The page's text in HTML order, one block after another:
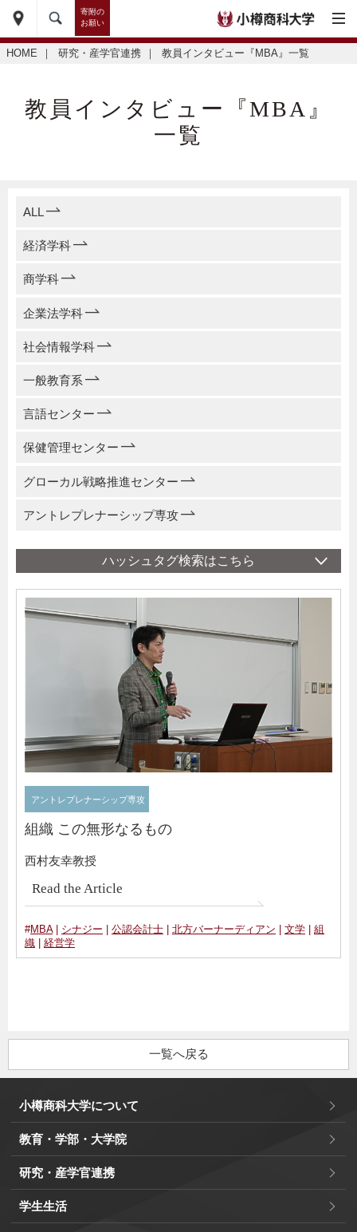
寄附の
お願い
HOME ｜ 研究・産学官連携 ｜ 教員インタビュー『MBA』一覧
教員インタビュー『MBA』
一覧
ALL
経済学科
商学科
企業法学科
社会情報学科
一般教育系
言語センター
保健管理センター
グローカル戦略推進センター
アントレプレナーシップ専攻
アントレプレナーシップ専攻
組織 この無形なるもの
西村友幸教授
Read the Article
#MBA| シナジー 公認会計士 北方バーナーディアン 文学
組
織
経営学
一覧へ戻る
小樽商科大学について
教育・学部・大学院
研究・産学官連携
学生生活